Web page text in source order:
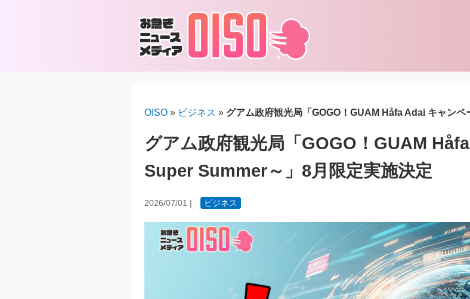
OISO » ビジネス » グアム政府観光局「GOGO！GUAM Håfa Adai キャン
グアム政府観光局「GOGO！GUAM
Super Summer～」8月限定実施決定
2026/07/01 | ビジネス